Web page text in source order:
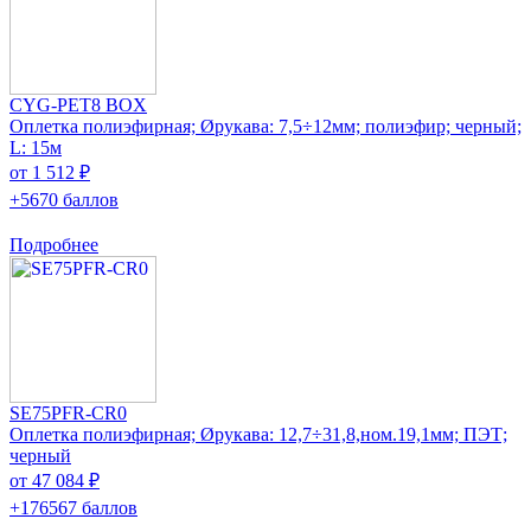
CYG-PET8 BOX
Оплетка полиэфирная; Øрукава: 7,5÷12мм; полиэфир; черный;
L: 15м
от 1 512 ₽
+5670 баллов
Подробнее
SE75PFR-CR0
Оплетка полиэфирная; Øрукава: 12,7÷31,8,ном.19,1мм; ПЭТ;
черный
от 47 084 ₽
+176567 баллов